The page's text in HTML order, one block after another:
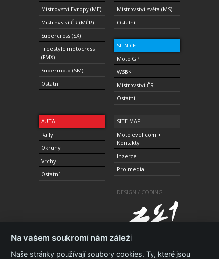
Mistrovství Evropy (ME)
Mistrovství ČR (MČR)
Supercross (SX)
Freestyle motocross
(FMX)
Supermoto (SM)
Ostatní
Mistrovství světa (MS)
Ostatní
SILNICE
Moto GP
WSBK
Mistrovství ČR
Ostatní
AUTA
Rally
Okruhy
Vrchy
Ostatní
SITE MAP
Motolevel.com +
Kontakty
Inzerce
Pro media
DESIGN / CODING
Na vašem soukromí nám záleží
Naše stránky používají soubory cookies. Ty, které jsou